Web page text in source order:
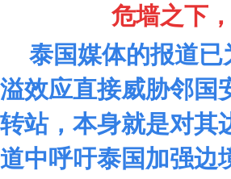
危墙之下
泰国媒体的报道
溢效应直接威胁邻国
转站，本身就是对其
道中呼吁泰国加强边